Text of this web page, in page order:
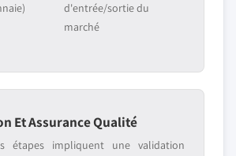
d'entrée/sortie du
marché
Et Assurance Qualité
étapes impliquent une validation